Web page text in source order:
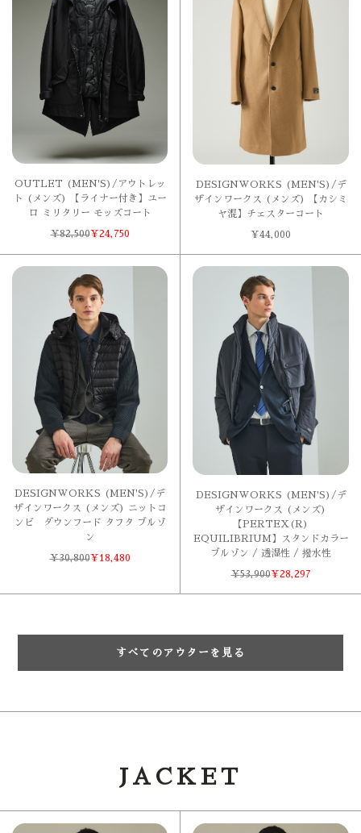
OUTLET (MEN'S)/アウトレッ
ト (メンズ) 【ライナー付き】ユー
ロ ミリタリー モッズコート
¥82,500¥24,750
DESIGNWORKS (MEN'S)/デ
ザインワークス (メンズ) 【カシミ
ヤ混】チェスターコート
¥44,000
DESIGNWORKS (MEN'S)/デ
ザインワークス (メンズ) ニットコ
ンビ ダウンフード タフタ ブルゾ
ン
¥30,800¥ 18,480
DESIGNWORKS (MEN'S)/デ
ザインワークス (メンズ)
【PERTEX(R)
EQUILIBRIUM】スタンドカラー
ブルゾン / 透湿性 / 撥水性
¥53,900¥28,297
すべてのアウターを見る
JACKET